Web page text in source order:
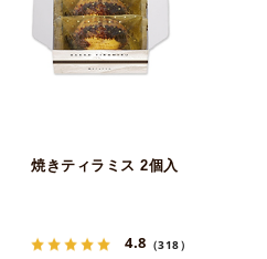
焼きティラミス 2個入
4.8 （318）